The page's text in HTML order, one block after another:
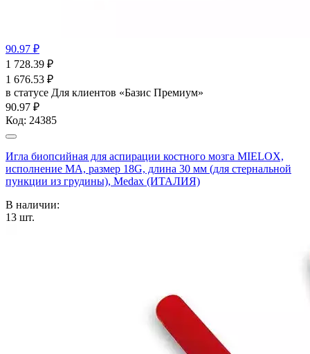
90.97 ₽
1 728.39 ₽
1 676.53 ₽
в статусе Для клиентов «Базис Премиум»
90.97 ₽
Код: 24385
Игла биопсийная для аспирации костного мозга MIELOX,
исполнение MA, размер 18G, длина 30 мм (для стернальной
пункции из грудины), Medax (ИТАЛИЯ)
В наличии:
13 шт.